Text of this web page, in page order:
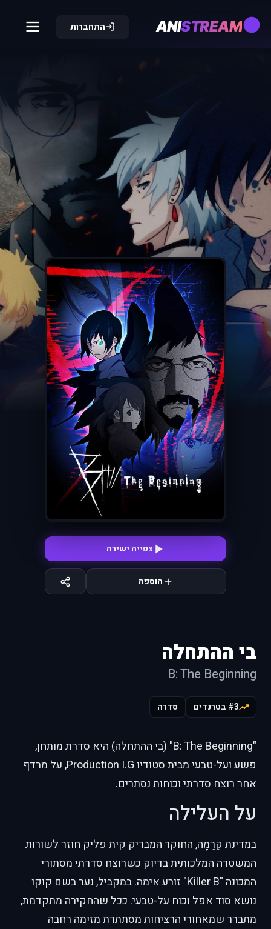
ANISTREAM התחברות
צפייה ישירה
הוספה
בי ההתחלה
B: The Beginning
#3 בטרנדים סדרה
"B: The Beginning" (בי ההתחלה) היא סדרת מותחן,
פשע ועל-טבעי מבית סטודיו Production I.G, על מרדף
אחר רוצח סדרתי וכוחות נסתרים.
על העלילה
במדינת קֵרֵמָה, החוקר המבריק קית פליק חוזר לשורות
המשטרה המלכותית בדיוק כשרוצח סדרתי מסתורי
המכונה "Killer B" זורע אימה. במקביל, נער בשם קוקו
נושא סוד אפל וכוח על-טבעי. ככל שהחקירה מתקדמת,
מתברר שמאחורי הרציחות מסתתרת מזימה רחבה